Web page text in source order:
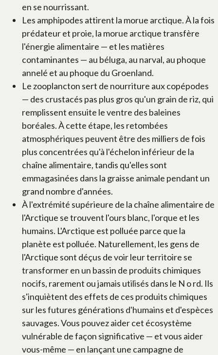
en se nourrissant.
Les amphipodes attirent la morue arctique. À la fois
prédateur et proie, la morue arctique transfère
l'énergie alimentaire — et les matières
contaminantes — au béluga, au narval, au phoque
annelé et au phoque du Groenland.
Le zooplancton sert de nourriture aux copépodes
— des crustacés pas plus gros qu'un grain de riz, qui
remplissent ensuite le ventre des baleines
boréales. À cette étape, les retombées
atmosphériques peuvent être des milliers de fois
plus concentrées qu'à l'échelon inférieur de la
chaîne alimentaire, tandis qu'elles sont
emmagasinées dans la graisse animale pendant un
grand nombre d'années.
À l'extrémité supérieure de la chaîne alimentaire de
l'Arctique se trouvent l'ours blanc, l'orque et les
humains. L'Arctique est polluée parce que la
planète est polluée. Naturellement, les gens de
l'Arctique sont déçus de voir leur territoire se
transformer en un bassin de produits chimiques
nocifs, rarement ou jamais utilisés dans le N o rd. Ils
s'inquiètent des effets de ces produits chimiques
sur les futures générations d'humains et d'espèces
sauvages. Vous pouvez aider cet écosystème
vulnérable de façon significative — et vous aider
vous-même — en lançant une campagne de